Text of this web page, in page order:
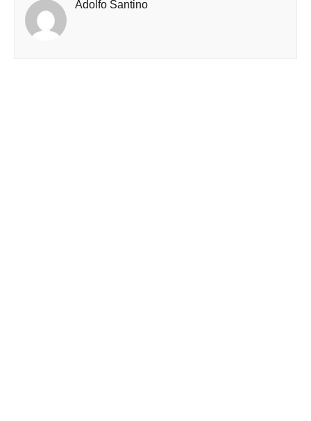
Adolfo Santino